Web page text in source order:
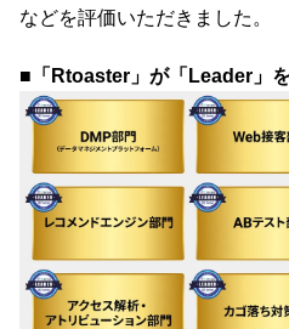
などを評価いただきました。
■「Rtoaster」が「Leader」